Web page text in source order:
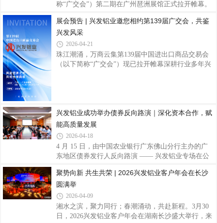
借稳健经营、AA+优质信用评级、持续向好的发展态
降低财务负担、优化债务结构，为聚焦主业、深化
称“广交会”）第二期在广州琶洲展馆正式拉开帷幕。
鉴、共促合作，持续深化国际市场布局，共拓全球市
场新机遇。展会现场，兴发铝业展位客商络绎不绝、
交流氛围热烈，来自世界各地的采购商与合作伙伴纷
纷驻足观摩、深入咨询产品性能与应用方案，围绕技
术优势、市场合作等展开高效对接，充分展现全球市
展会预告 | 兴发铝业邀您相约第139届广交会，共鉴
兴发风采
2026-04-21
珠江潮涌，万商云集第139届中国进出口商品交易会
（以下简称“广交会”）现已拉开帷幕深耕行业多年兴
服务体系，提升品牌国际影响力，以开放姿态链接全
球资源智造赋能·提质增效年产能超100万吨，配备百
余条先进生产线拥有国家企业技术中心与国家认可实
验室以智能制造保障高效生产与稳定品质品质为基·
权威认证通过ISO9001等多项权威体系认证拥
兴发铝业成功举办债券反向路演｜深化资本合作，赋
能高质量发展
2026-04-18
4 月 15 日，由中国农业银行广东佛山分行主办的广
东地区债券发行人反向路演 —— 兴发铝业专场在公
行广东省分行投融部、农银理财、农银汇理、昆仑银
行、招商证券、广州银行、东莞农商行等多家金融投
资机构代表出席活动。与会嘉宾首先参观兴发铝业展
厅，深入了解企业四十余年发展历程、技术创新、全
球标杆工程及海内外产能布局，直观感受公司行业领
聚势向新 共生共荣 | 2026兴发铝业客户年会在长沙
圆满举
2026-04-09
湘水之滨，聚力同行；春潮涌动，共赴新程。3月30
日，2026兴发铝业客户年会在湖南长沙盛大举行，来